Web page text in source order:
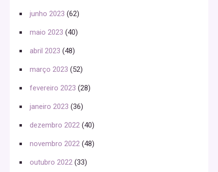
junho 2023 (62)
maio 2023 (40)
abril 2023 (48)
março 2023 (52)
fevereiro 2023 (28)
janeiro 2023 (36)
dezembro 2022 (40)
novembro 2022 (48)
outubro 2022 (33)